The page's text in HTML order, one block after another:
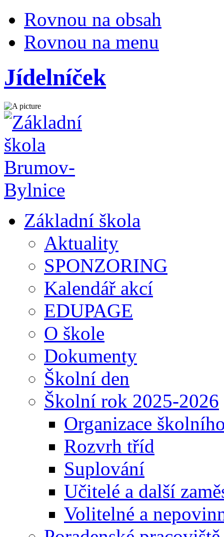
Rovnou na obsah
Rovnou na menu
Jídelníček
Základní škola
Aktuality
SPONZORING
Kalendář akcí
EDUPAGE
O škole
Dokumenty
Školní den
Školní rok 2025-2026
Organizace
Rozvrh tříd
Suplování
Učitelé a další
Volitelné a